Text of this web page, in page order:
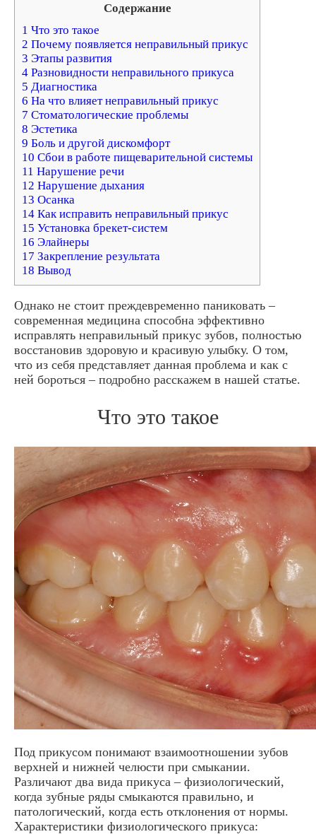
Содержание
1 Что это такое
2 Почему появляется неправильный прикус
3 Этапы развития
4 Разновидности неправильного прикуса
5 Диагностика
6 На что влияет неправильный прикус
7 Стоматологические проблемы
8 Эстетика
9 Боль и другой дискомфорт
10 Сбои в работе пищеварительной системы
11 Нарушение речи
12 Нарушение дыхания
13 Осанка
14 Как исправить неправильный прикус
15 Установка брекет-систем
16 Элайнеры
17 Закрепление результата
18 Вывод
Однако не стоит преждевременно паниковать –
современная медицина способна эффективно
исправлять неправильный прикус зубов, полностью
восстановив здоровую и красивую улыбку. О том,
что из себя представляет данная проблема и как с
ней бороться – подробно расскажем в нашей статье.
Что это такое
Под прикусом понимают взаимоотношении зубов
верхней и нижней челюсти при смыкании.
Различают два вида прикуса – физиологический,
когда зубные ряды смыкаются правильно, и
патологический, когда есть отклонения от нормы.
Характеристики физиологического прикуса: